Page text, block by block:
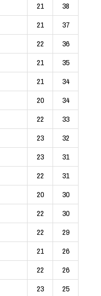
21
38
21
37
22
36
21
35
21
34
20
34
22
33
23
32
23
31
22
31
20
30
22
30
22
29
21
26
22
26
23
25